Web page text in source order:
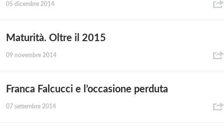
05 dicembre 2014
Maturità. Oltre il 2015
09 novembre 2014
Franca Falcucci e l’occasione perduta
07 settembre 2014